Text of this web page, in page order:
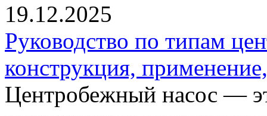
19.12.2025
Руководство по типам
конструкция,
Центробежный насос —